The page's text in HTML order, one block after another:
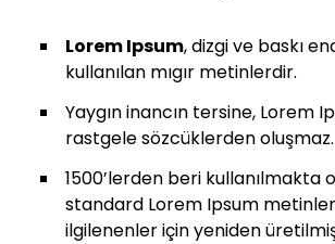
Lorem Ipsum, dizgi ve baskı
kullanılan mıgır metinlerdir.
Yaygın inancın tersine, Lorem
rastgele sözcüklerden oluşmaz.
1500’lerden beri kullanılmakta
standard Lorem Ipsum
ilgilenenler için yeniden